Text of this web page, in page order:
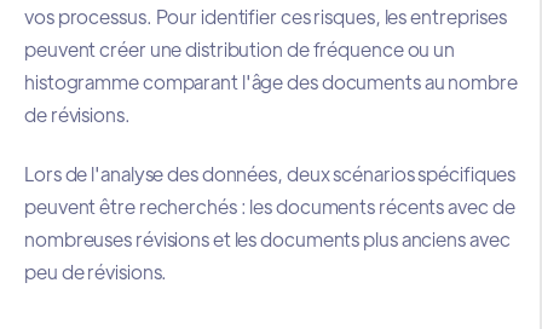
vos processus. Pour identifier ces risques, les entreprises
peuvent créer une distribution de fréquence ou un
histogramme comparant l'âge des documents au nombre
de révisions.
Lors de l'analyse des données, deux scénarios spécifiques
peuvent être recherchés : les documents récents avec de
nombreuses révisions et les documents plus anciens avec
peu de révisions.